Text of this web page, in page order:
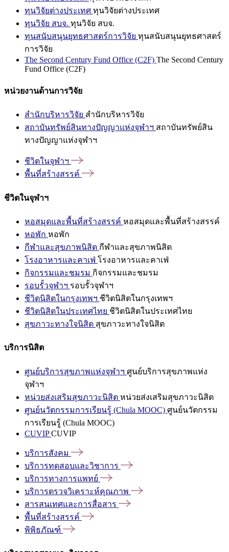
ทุนวิจัยต่างประเทศ ทุนวิจัยต่างประเทศ
ทุนวิจัย สบจ. ทุนวิจัย สบจ.
ทุนสนับสนุนยุทธศาสตร์การวิจัย ทุนสนับสนุนยุทธศาสตร์
การวิจัย
The Second Century Fund Office (C2F) The Second Century
Fund Office (C2F)
หน่วยงานด้านการวิจัย
สำนักบริหารวิจัย สำนักบริหารวิจัย
สถาบันทรัพย์สินทางปัญญาแห่งจุฬาฯ สถาบันทรัพย์สิน
ทางปัญญาแห่งจุฬาฯ
ชีวิตในจุฬาฯ
พื้นที่สร้างสรรค์
ชีวิตในจุฬาฯ
หอสมุดและพื้นที่สร้างสรรค์ หอสมุดและพื้นที่สร้างสรรค์
หอพัก หอพัก
กีฬาและสุขภาพนิสิต กีฬาและสุขภาพนิสิต
โรงอาหารและคาเฟ่ โรงอาหารและคาเฟ่
กิจกรรมและชมรม กิจกรรมและชมรม
รอบรั้วจุฬาฯ รอบรั้วจุฬาฯ
ชีวิตนิสิตในกรุงเทพฯ ชีวิตนิสิตในกรุงเทพฯ
ชีวิตนิสิตในประเทศไทย ชีวิตนิสิตในประเทศไทย
สุขภาวะทางใจนิสิต สุขภาวะทางใจนิสิต
บริการนิสิต
ศูนย์บริการสุขภาพแห่งจุฬาฯ ศูนย์บริการสุขภาพแห่ง
จุฬาฯ
หน่วยส่งเสริมสุขภาวะนิสิต หน่วยส่งเสริมสุขภาวะนิสิต
ศูนย์นวัตกรรมการเรียนรู้ (Chula MOOC) ศูนย์นวัตกรรม
การเรียนรู้ (Chula MOOC)
CUVIPCUVIP
บริการสังคม
บริการทดสอบและวิชาการ
บริการทางการแพทย์
บริการตรวจวิเคราะห์คุณภาพ
สารสนเทศและการสื่อสาร
พื้นที่สร้างสรรค์
พิพิธภัณฑ์